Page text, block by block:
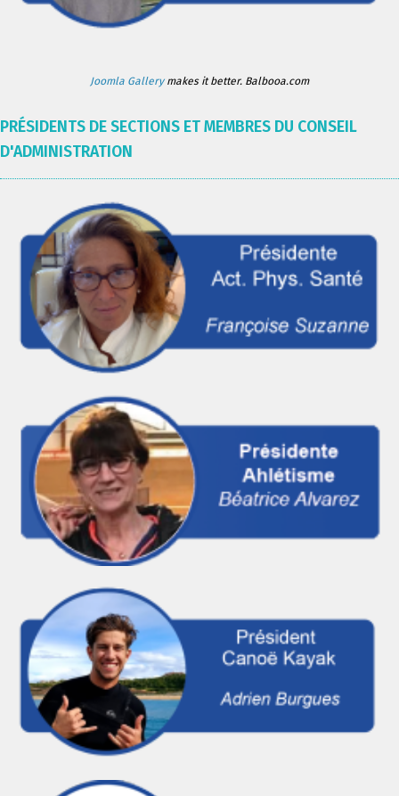
Joomla Gallerymakes it better. Balbooa.com
PRÉSIDENTS DE SECTIONS ET MEMBRES DU CONSEIL
D'ADMINISTRATION